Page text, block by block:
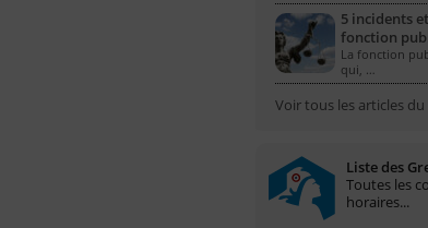
5 incidents
fonction
La fonction
qui, …
Voir tous les articles du
Liste des
Toutes les
horaires...